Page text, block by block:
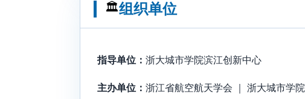
🏛️组织单位
指导单位： 浙大城市学院滨江创新中心
主办单位： 浙江省航空航天学会 ｜ 浙大城市学院